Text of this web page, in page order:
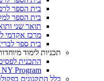
בית הספר
בית הספר
תואר שני
מרכז אקדמי
בית ספר
תכניות לימוד
התכנית
NY Program
כלל התקנונים